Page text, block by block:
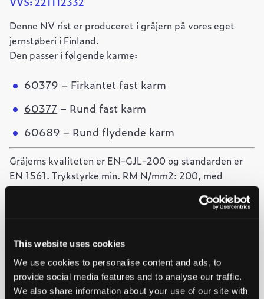
This website uses cookies
We use cookies to personalise content and ads, to
provide social media features and to analyse our traffic.
We also share information about your use of our site with
Denne NV rist er produceret i gråjern på vores eget
jernstøberi i Finland.
Den passer i følgende karme:
60379 – Firkantet fast karm
60377 – Rund fast karm
60689 – Rund flydende karm
Gråjerns kvaliteten er EN-GJL-200 og standarden er
EN 1561. Trykstyrke min. RM N/mm2: 200, med
brudforlængelse på 0,8-0,3%
-
D400
antal
+ Føj til forespørgsel
Ved at tilføje produkter til indkøbskurven, kan du sende os
en forespørgsel på et eller flere produkter.